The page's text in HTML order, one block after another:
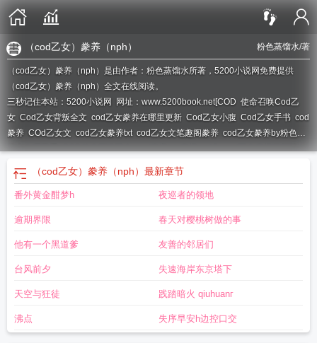
粉色蒸馏水/著
（cod乙女）豢养（nph）
（cod乙女）豢养（nph）是由作者：粉色蒸馏水所著，5200小说网免费提供
（cod乙女）豢养（nph）全文在线阅读。
三秒记住本站：5200小说网 网址：www.5200book.net[COD 使命召唤Cod乙
女 Cod乙女背叛全文 cod乙女豢养在哪里更新 Cod乙女小腹 Cod乙女手书 cod
豢养 COd乙女文 cod乙女豢养txt cod乙女文笔趣阁豢养 cod乙女豢养by粉色蒸
馏水在哪里看COD使命召唤乙女cod豢养txt豢养cod文cod乙女豢养更新情
Cod乙女夹心饼干 (cod乙女)豢养(nph)_
养 cod乙 豢养 cod乙女豢养 cod豢养
命召唤cod
（cod乙女）豢养（nph） 最新章节
番外黄金酣梦h 夜巡者的领地
逾期界限 春天对樱桃树做的事
他有一个黑道爹 友善的邻居们
台风前夕 失速海岸东京塔下
天空与狂徒 践踏暗火 qiuhuanг
沸点 失序早安h边控口交